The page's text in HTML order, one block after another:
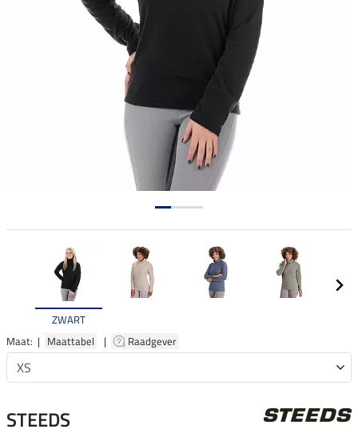
ZWART
Maat: | Maattabel | Raadgever
STEEDS